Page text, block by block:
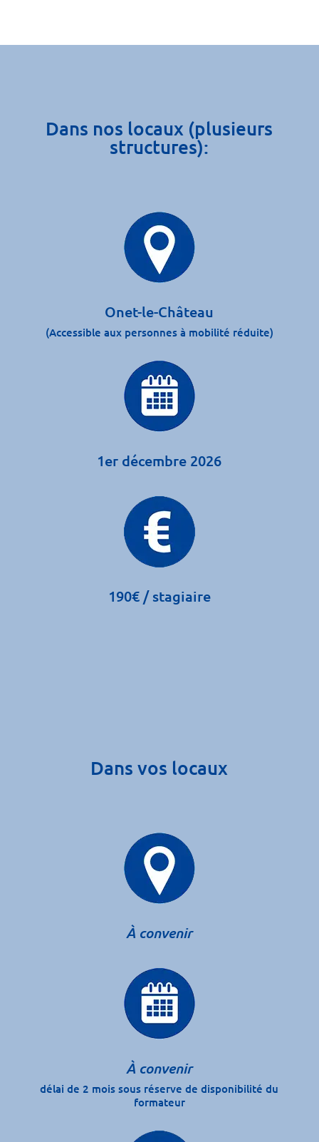
Dans nos locaux (plusieurs
structures):
Onet-le-Château
(Accessible aux personnes à mobilité réduite)
1er décembre 2026
190€ / stagiaire
Dans vos locaux
À convenir
À convenir
délai de 2 mois sous réserve de disponibilité du
formateur